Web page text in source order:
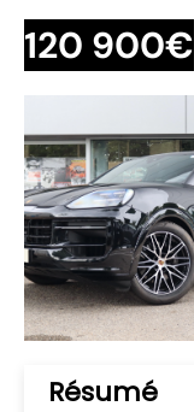
120 900€
Résumé